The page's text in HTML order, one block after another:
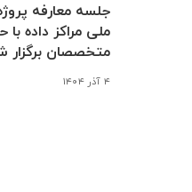
جلسه معارفه
ملی مراکز داده
متخصصان برگزار
۴ آذر ۱۴۰۴